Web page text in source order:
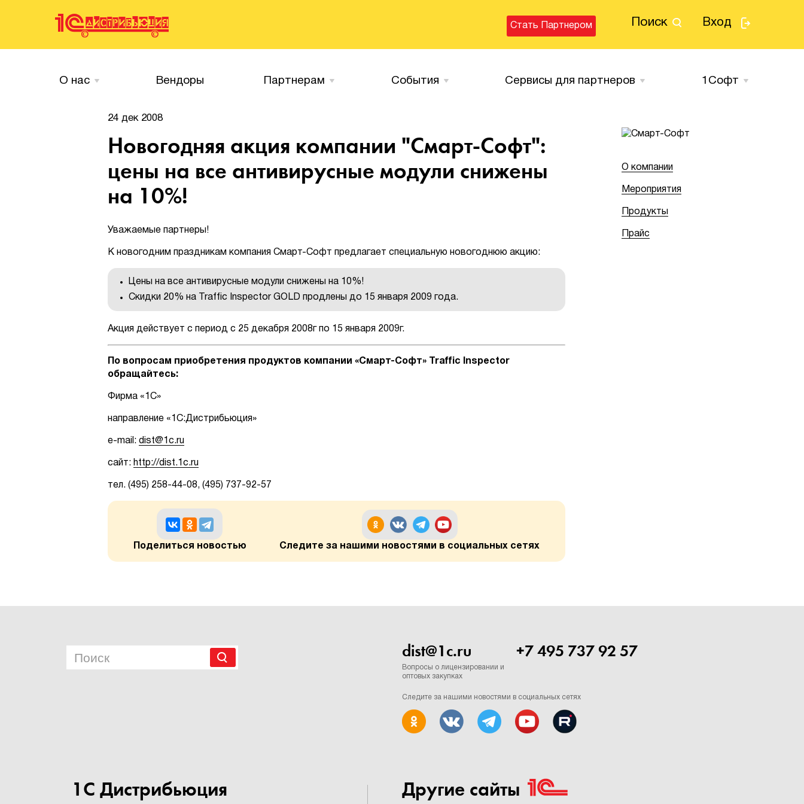
Поиск Вход
Стать Партнером
О нас Вендоры Партнерам События Сервисы для партнеров 1Cофт
24 дек 2008
Новогодняя акция компании "Смарт-Софт":
цены на все антивирусные модули снижены
на 10%!
Уважаемые партнеры!
К новогодним праздникам компания Смарт-Софт предлагает специальную новогоднюю акцию:
Цены на все антивирусные модули снижены на 10%!
Скидки 20% на Traffic Inspector GOLD продлены до 15 января 2009 года.
Акция действует с период с 25 декабря 2008г по 15 января 2009г.
По вопросам приобретения продуктов компании «Смарт-Софт»
Traffic Inspector
обращайтесь:
Фирма «1С»
направление «1С:Дистрибьюция»
e-mail: dist@1c.ru
сайт: http://dist.1c.ru
тел. (495) 258-44-08, (495) 737-92-57
Поделиться новостью Следите за нашими новостями в социальных сетях
О компании
Мероприятия
Продукты
Прайс
+7 495 737 92 57
dist@1c.ru
Вопросы о лицензировании и
оптовых закупках
Следите за нашими новостями в социальных сетях
1С Дистрибьюция Другие сайты